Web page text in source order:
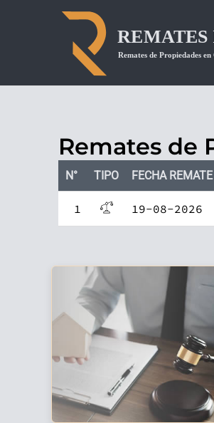
Remates de
N° TIPO FECHA REMATE
1 19-08-2026